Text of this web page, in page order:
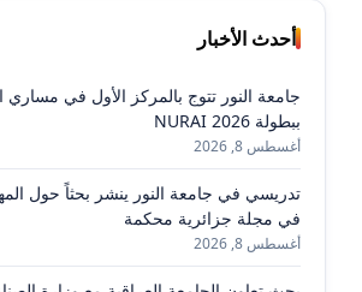
أحدث الأخبار
جامعة النور تتوج بالمركز الأول في مساري
ببطولة NURAI 2026
أغسطس 8, 2026
تدريسي في جامعة النور ينشر بحثاً حول
في مجلة جزائرية محكمة
أغسطس 8, 2026